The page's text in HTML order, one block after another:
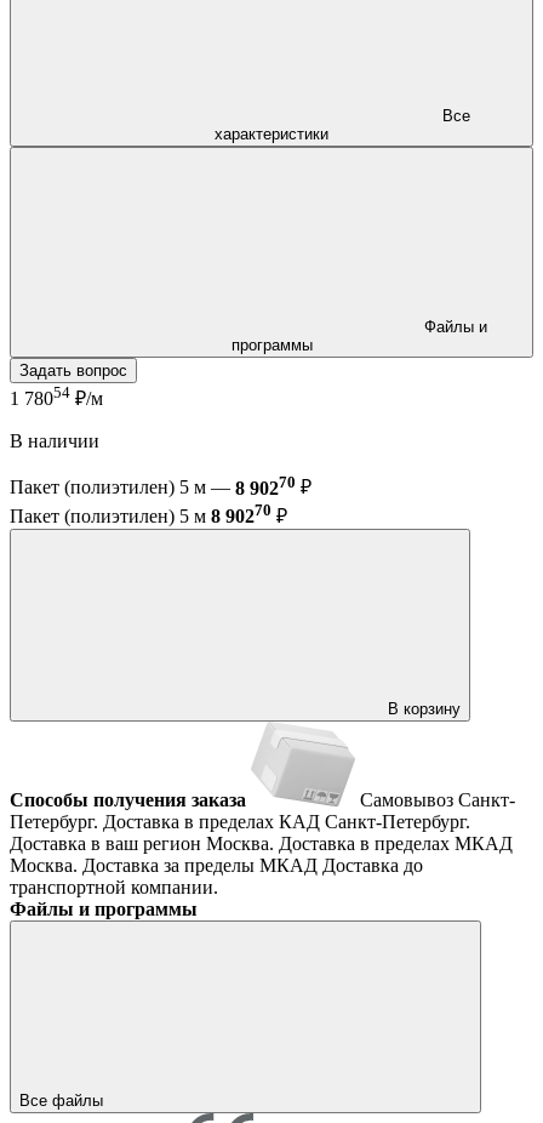
характеристики
программы
Задать вопрос
1 78054 ₽/м
В наличии
Пакет (полиэтилен) 5 м — 8 90270 ₽
Пакет (полиэтилен) 5 м 8 90270 ₽
В корзину
Способы получения заказа Самовывоз Санкт-
Петербург. Доставка в пределах КАД Санкт-Петербург.
Доставка в ваш регион Москва. Доставка в пределах МКАД
Москва. Доставка за пределы МКАД Доставка до
транспортной компании.
Файлы и программы
Все файлы